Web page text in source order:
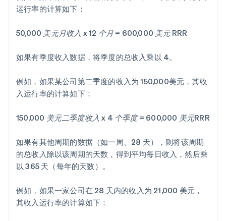
运行率的计算如下：
50,000 美元月收入 x 12 个月 = 600,000 美元 RRR
如果有季度收入数据，将季度的总收入乘以 4。
例如，如果某公司第二季度的收入为 150,000美元，其收
入运行率的计算如下：
150,000 美元二季度收入 x 4 个季度 = 600,000 美元RRR
如果有其他周期的数据（如一周、28 天），则将该周期
的总收入除以该周期的天数，得到平均每日收入，然后乘
以 365 天（每年的天数）。
例如，如果一家公司在 28 天内的收入为 21,000 美元，
其收入运行率的计算如下：